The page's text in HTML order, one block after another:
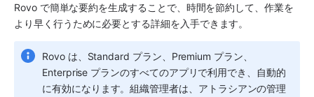
Rovo で簡単な要約を生成することで、時間を節約して、作業を
より早く行うために必要とする詳細を入手できます。
Rovo は、Standard プラン、Premium プラン、
Enterprise プランのすべてのアプリで利用でき、自動的
に有効になります。組織管理者は、アトラシアンの管理